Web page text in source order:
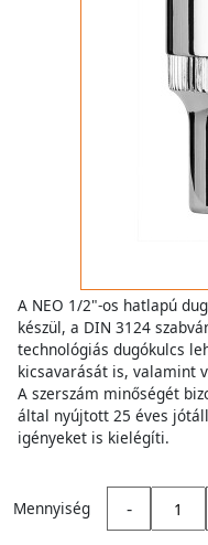
A NEO 1/2"-os hatlapú
készül, a DIN 3124
technológiás dugókulcs
kicsavarását is, valamint
A szerszám minőségét
által nyújtott 25 éves
igényeket is kielégíti.
Mennyiség -